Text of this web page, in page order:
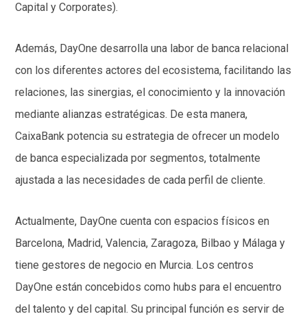
Capital y Corporates).
Además, DayOne desarrolla una labor de banca relacional
con los diferentes actores del ecosistema, facilitando las
relaciones, las sinergias, el conocimiento y la innovación
mediante alianzas estratégicas. De esta manera,
CaixaBank potencia su estrategia de ofrecer un modelo
de banca especializada por segmentos, totalmente
ajustada a las necesidades de cada perfil de cliente.
Actualmente, DayOne cuenta con espacios físicos en
Barcelona, Madrid, Valencia, Zaragoza, Bilbao y Málaga y
tiene gestores de negocio en Murcia. Los centros
DayOne están concebidos como hubs para el encuentro
del talento y del capital. Su principal función es servir de